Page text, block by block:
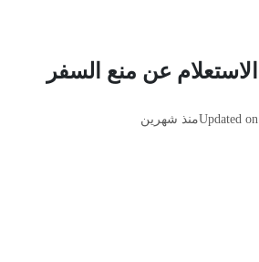
الاستعلام عن منع السفر
Updated onمنذ شهرين